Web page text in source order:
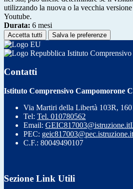
utilizzando la nuova o la vecchia
Youtube.
Durata: 6 mesi
Accetta tutti Salva le preferenze
Istituto
Contatti
Istituto Comprensivo Campomorone
Via Martiri della Libertà 103R,
Tel: Tel. 010780562
Email: GEIC817003@istruzione.it
PEC: geic817003@pec.istruzione.it
C.F.: 80049490107
Sezione Link Utili